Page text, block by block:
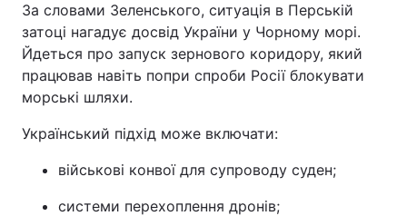
За словами Зеленського, ситуація в Перській
затоці нагадує досвід України у Чорному морі.
Йдеться про запуск зернового коридору, який
працював навіть попри спроби Росії блокувати
морські шляхи.
Український підхід може включати:
військові конвої для супроводу суден;
системи перехоплення дронів;